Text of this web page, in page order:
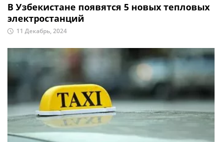
В Узбекистане появятся 5 новых тепловых
электростанций
11 Декабрь, 2024